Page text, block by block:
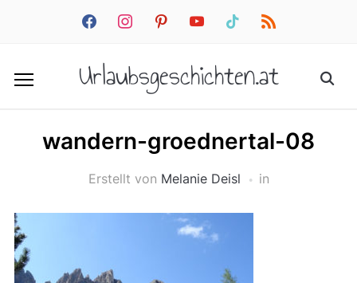
facebookinstagrampinterestyoutube tiktok rss
Urlaubsgeschichten.at
wandern-groednertal-08
Erstellt von Melanie Deisl in